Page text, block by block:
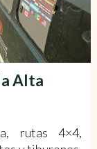
Alta
rutas 4×4,